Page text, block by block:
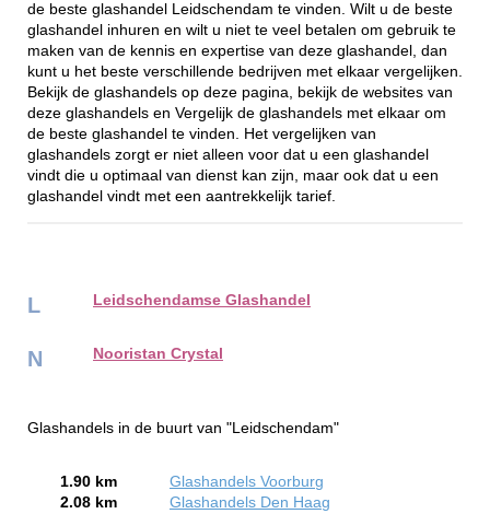
de beste glashandel Leidschendam te vinden. Wilt u de beste
glashandel inhuren en wilt u niet te veel betalen om gebruik te
maken van de kennis en expertise van deze glashandel, dan
kunt u het beste verschillende bedrijven met elkaar vergelijken.
Bekijk de glashandels op deze pagina, bekijk de websites van
deze glashandels en Vergelijk de glashandels met elkaar om
de beste glashandel te vinden. Het vergelijken van
glashandels zorgt er niet alleen voor dat u een glashandel
vindt die u optimaal van dienst kan zijn, maar ook dat u een
glashandel vindt met een aantrekkelijk tarief.
L Leidschendamse Glashandel
N Nooristan Crystal
Glashandels in de buurt van "Leidschendam"
1.90 km
Glashandels Voorburg
2.08 km
Glashandels Den Haag